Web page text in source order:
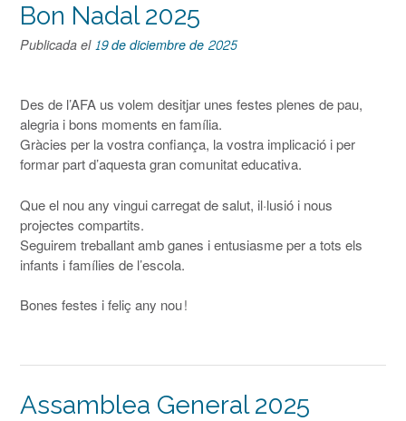
Bon Nadal 2025
Publicada el19 de diciembre de 2025
Des de l’AFA us volem desitjar unes festes plenes de pau,
alegria i bons moments en família.
Gràcies per la vostra confiança, la vostra implicació i per
formar part d’aquesta gran comunitat educativa.
Que el nou any vingui carregat de salut, il·lusió i nous
projectes compartits.
Seguirem treballant amb ganes i entusiasme per a tots els
infants i famílies de l’escola.
Bones festes i feliç any nou!
Assamblea General 2025